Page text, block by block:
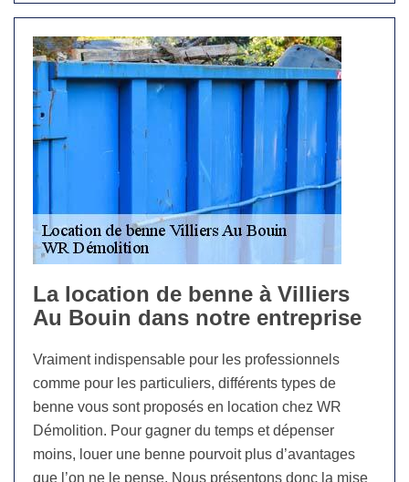
La location de benne à Villiers
Au Bouin dans notre entreprise
Vraiment indispensable pour les professionnels
comme pour les particuliers, différents types de
benne vous sont proposés en location chez WR
Démolition. Pour gagner du temps et dépenser
moins, louer une benne pourvoit plus d’avantages
que l’on ne le pense. Nous présentons donc la mise